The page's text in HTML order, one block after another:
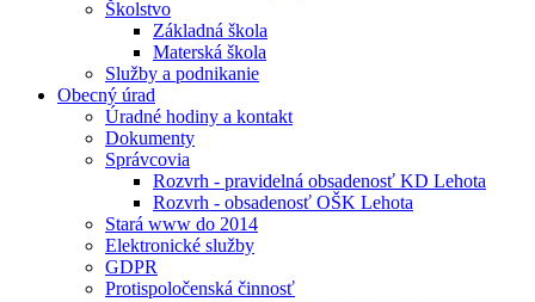
Školstvo
Základná škola
Materská škola
Služby a podnikanie
Obecný úrad
Úradné hodiny a kontakt
Dokumenty
Správcovia
Rozvrh - pravidelná obsadenosť KD Lehota
Rozvrh - obsadenosť OŠK Lehota
Stará www do 2014
Elektronické služby
GDPR
Protispoločenská činnosť